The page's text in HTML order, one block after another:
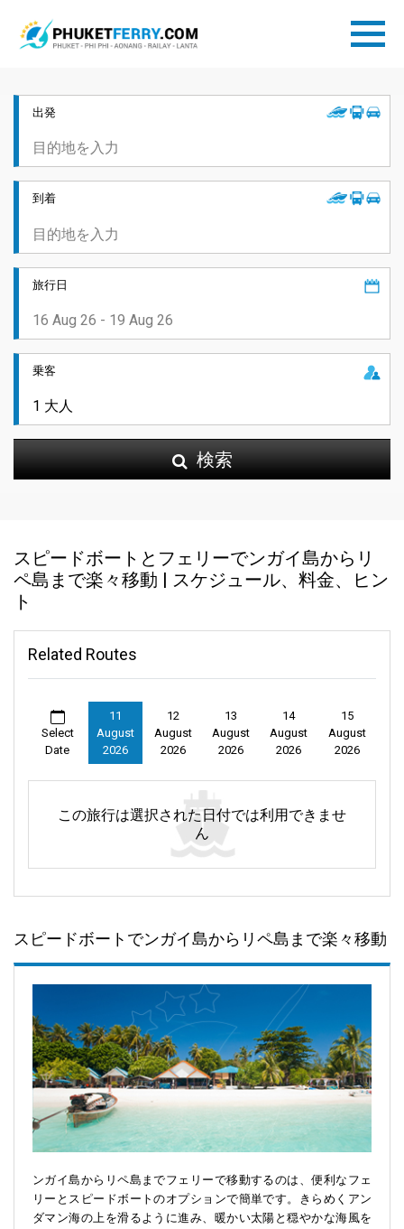
出発
到着
旅行日
乗客
検索
スピードボートとフェリーでンガイ島からリ
ペ島まで楽々移動 | スケジュール、料金、ヒン
ト
Related Routes
Select
Date
11
August
2026
12
August
2026
13
August
2026
14
August
2026
15
August
2026
この旅行は選択された日付では利用できませ
ん
スピードボートでンガイ島からリペ島まで楽々移動
ンガイ島からリペ島までフェリーで移動するのは、便利なフェ
リーとスピードボートのオプションで簡単です。きらめくアン
ダマン海の上を滑るように進み、暖かい太陽と穏やかな海風を